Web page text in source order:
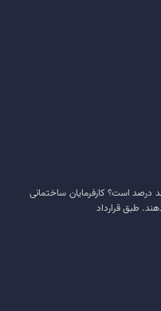
است؟ کارفرمایان ساختمانی
طبق قرارداد